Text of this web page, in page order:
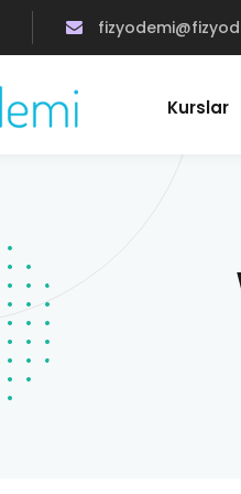
Kurslar